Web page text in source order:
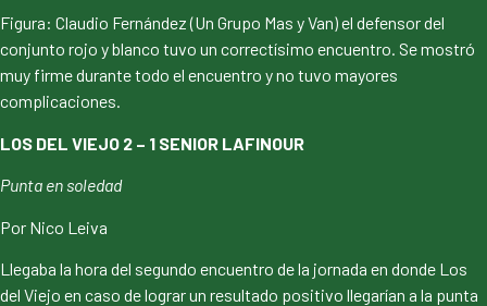
Figura: Claudio Fernández (Un Grupo Mas y Van) el defensor del
conjunto rojo y blanco tuvo un correctísimo encuentro. Se mostró
muy firme durante todo el encuentro y no tuvo mayores
complicaciones.
LOS DEL VIEJO 2 – 1 SENIOR LAFINOUR
Punta en soledad
Por Nico Leiva
Llegaba la hora del segundo encuentro de la jornada en donde Los
del Viejo en caso de lograr un resultado positivo llegarían a la punta